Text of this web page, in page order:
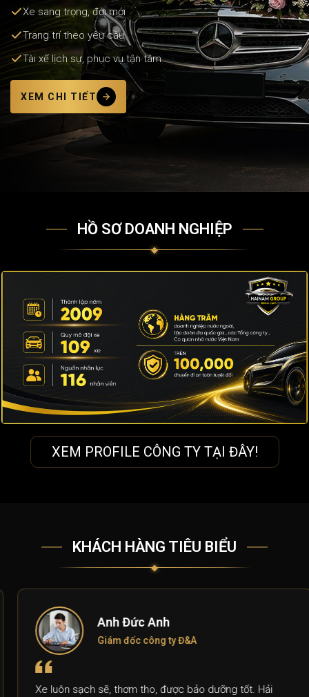
Xe sang trọng, đời mới
Trang trí theo yêu cầu
Tài xế lịch sự, phục vụ tận tâm
XEM CHI TIẾT
HỒ SƠ DOANH NGHIỆP
XEM PROFILE CÔNG TY TẠI ĐÂY!
KHÁCH HÀNG TIÊU BIỂU
Anh Đức Anh
Giám đốc công ty Đ&A
Xe luôn sạch sẽ, thơm tho, được bảo dưỡng tốt. Hải